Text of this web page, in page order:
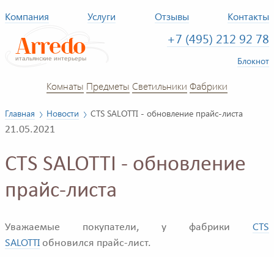
Компания Услуги Отзывы Контакты
+7 (495) 212 92 78
Блокнот
Комнаты Предметы Светильники Фабрики
Главная Новости
CTS SALOTTI - обновление прайс-листа
21.05.2021
CTS SALOTTI - обновление
прайс-листа
Уважаемые покупатели, у фабрики CTS
SALOTTI обновился прайс-лист.